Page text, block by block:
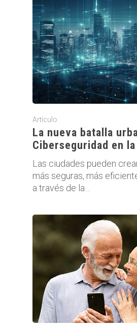
Artículo
La nueva batalla
Ciberseguridad en
Las ciudades pueden
más seguras, más
a través de la…